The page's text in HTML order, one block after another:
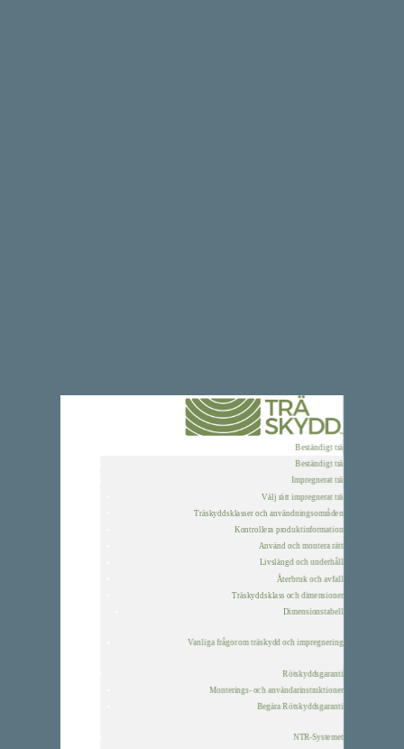
Beständigt trä
Beständigt trä
Impregnerat trä
Välj rätt impregnerat trä
Träskyddsklasser och användningsområden
Kontrollera produktinformation
Använd och montera rätt
Livslängd och underhåll
Återbruk och avfall
Träskyddsklass och dimensioner
Dimensionstabell
Vanliga frågor om träskydd och impregnering
Rötskyddsgaranti
Monterings- och användarinstruktioner
Begära Rötskyddsgaranti
NTR-Systemet